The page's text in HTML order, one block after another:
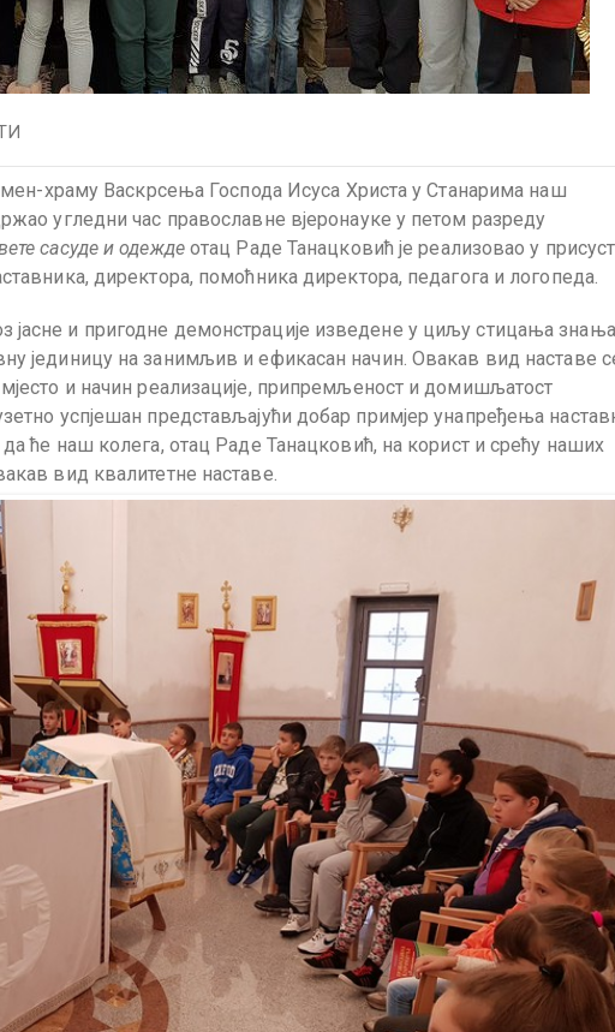
храму Васкрсења Господа Исуса Христа у Станарима наш
угледни час православне вјеронауке у петом разреду
сасуде и одежде отац Раде Танацковић је реализовао у
директора, помоћника директора, педагога и логопеда.
и пригодне демонстрације изведене у циљу стицања
јединицу на занимљив и ефикасан начин. Овакав вид наставе
и начин реализације, припремљеност и домишљатост
успјешан представљајући добар примјер унапређења
ће наш колега, отац Раде Танацковић, на корист и срећу наших
вид квалитетне наставе.